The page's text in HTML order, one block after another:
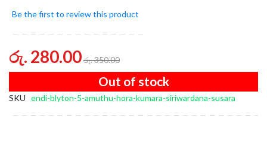
Be the first to review this product
රු. 280.00රු. 350.00
Out of stock
SKU endi-blyton-5-amuthu-hora-kumara-siriwardana-susara